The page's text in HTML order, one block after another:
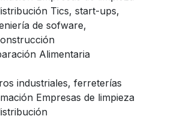
Tics, start-ups,
de sofware,
Alimentaria
industriales, ferreterías
Empresas de limpieza